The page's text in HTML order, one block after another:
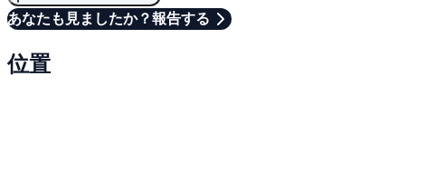
あなたも見ましたか？報告する
位置